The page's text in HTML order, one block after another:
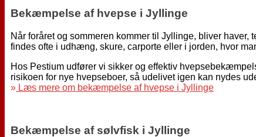
Bekæmpelse af hvepse i Jyllinge
Når foråret og sommeren kommer til Jyllinge, bliver
findes ofte i udhæng, skure, carporte eller i jorden, hvor
Hos Pestium udfører vi sikker og effektiv
risikoen for nye hvepseboer, så udelivet igen kan nydes
» Læs mere om bekæmpelse af hvepse i Jyllinge
Bekæmpelse af sølvfisk i Jyllinge